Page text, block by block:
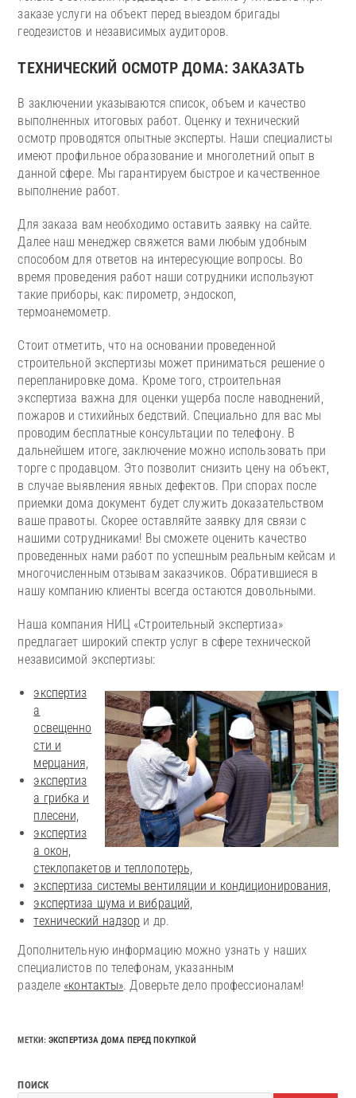
заказе услуги на объект перед выездом бригады
геодезистов и независимых аудиторов.
ТЕХНИЧЕСКИЙ ОСМОТР ДОМА: ЗАКАЗАТЬ
В заключении указываются список, объем и качество
выполненных итоговых работ. Оценку и технический
осмотр проводятся опытные эксперты. Наши специалисты
имеют профильное образование и многолетний опыт в
данной сфере. Мы гарантируем быстрое и качественное
выполнение работ.
Для заказа вам необходимо оставить заявку на сайте.
Далее наш менеджер свяжется вами любым удобным
способом для ответов на интересующие вопросы. Во
время проведения работ наши сотрудники используют
такие приборы, как: пирометр, эндоскоп,
термоанемометр.
Стоит отметить, что на основании проведенной
строительной экспертизы может приниматься решение о
перепланировке дома. Кроме того, строительная
экспертиза важна для оценки ущерба после наводнений,
пожаров и стихийных бедствий. Специально для вас мы
проводим бесплатные консультации по телефону. В
дальнейшем итоге, заключение можно использовать при
торге с продавцом. Это позволит снизить цену на объект,
в случае выявления явных дефектов. При спорах после
приемки дома документ будет служить доказательством
ваше правоты. Скорее оставляйте заявку для связи с
нашими сотрудниками! Вы сможете оценить качество
проведенных нами работ по успешным реальным кейсам и
многочисленным отзывам заказчиков. Обратившиеся в
нашу компанию клиенты всегда остаются довольными.
Наша компания НИЦ «Строительный экспертиза»
предлагает широкий спектр услуг в сфере технической
независимой экспертизы:
экспертиз
а
освещенно
сти и
мерцания,
экспертиз
а грибка и
плесени,
экспертиз
а окон,
стеклопакетов и теплопотерь,
экспертиза системы вентиляции и кондиционирования,
экспертиза шума и вибраций,
технический надзор и др.
Дополнительную информацию можно узнать у наших
специалистов по телефонам, указанным
разделе «контакты». Доверьте дело профессионалам!
МЕТКИ:ЭКСПЕРТИЗА ДОМА ПЕРЕД ПОКУПКОЙ
ПОИСК